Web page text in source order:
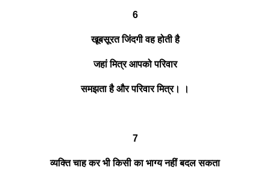
6
खूबसूरत जिंदगी वह होती है
जहां मित्र आपको परिवार
समझता है और परिवार मित्र। ।
7
व्यक्ति चाह कर भी किसी का भाग्य नहीं बदल सकता